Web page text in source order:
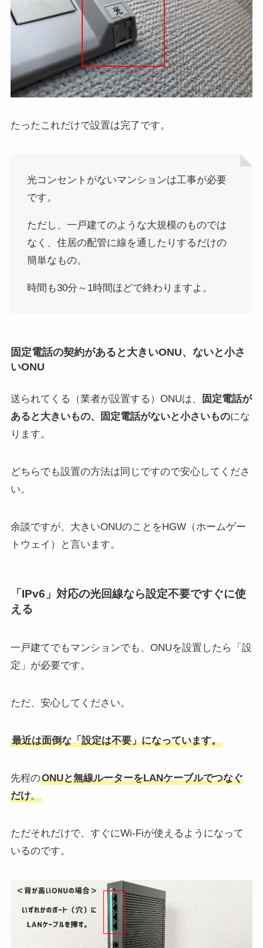
たったこれだけで設置は完了です。
光コンセントがないマンションは工事が必要
です。
ただし、一戸建てのような大規模のものでは
なく、住居の配管に線を通したりするだけの
簡単なもの。
時間も30分～1時間ほどで終わりますよ。
固定電話の契約があると大きいONU、ないと小さ
いONU
送られてくる（業者が設置する）ONUは、
固定電話が
あると大きいもの、固定電話がないと小さいものにな
ります。
どちらでも設置の方法は同じですので安心してくださ
い。
余談ですが、大きいONUのことをHGW（ホームゲー
トウェイ）と言います。
「IPv6」対応の光回線なら設定不要ですぐに使
える
一戸建てでもマンションでも、ONUを設置したら「設
定」が必要です。
ただ、安心してください。
最近は面倒な「設定は不要」になっています。
先程のONUと無線ルーターをLANケーブルでつなぐ
だけ。
ただそれだけで、すぐにWi-Fiが使えるようになって
いるのです。